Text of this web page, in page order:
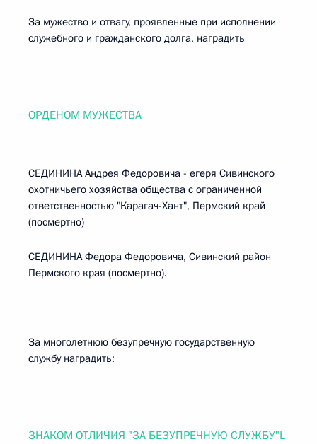
За мужество и отвагу, проявленные при исполнении
служебного и гражданского долга, наградить
ОРДЕНОМ МУЖЕСТВА
СЕДИНИНА Андрея Федоровича - егеря Сивинского
охотничьего хозяйства общества с ограниченной
ответственностью "Карагач-Хант", Пермский край
(посмертно)
СЕДИНИНА Федора Федоровича, Сивинский район
Пермского края (посмертно).
За многолетнюю безупречную государственную
службу наградить:
ЗНАКОМ ОТЛИЧИЯ "ЗА БЕЗУПРЕЧНУЮ СЛУЖБУ"L